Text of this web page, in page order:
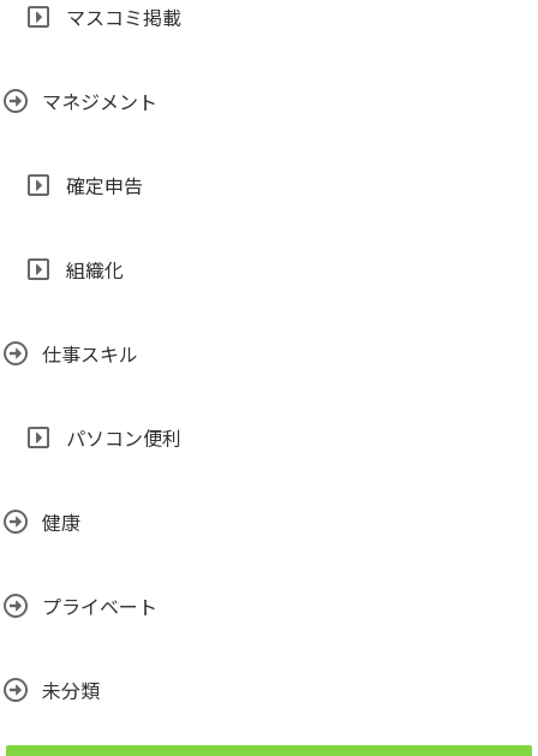
マスコミ掲載
マネジメント
確定申告
組織化
仕事スキル
パソコン便利
健康
プライベート
未分類